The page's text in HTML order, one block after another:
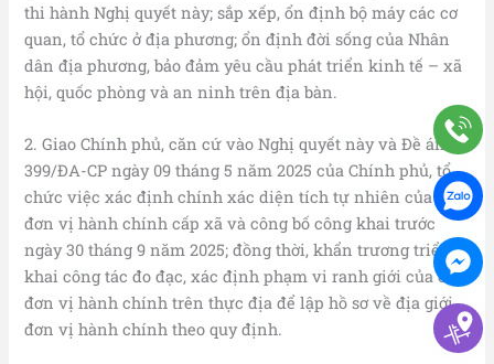
thi hành Nghị quyết này; sắp xếp, ổn định bộ máy các cơ
quan, tổ chức ở địa phương; ổn định đời sống của Nhân
dân địa phương, bảo đảm yêu cầu phát triển kinh tế – xã
hội, quốc phòng và an ninh trên địa bàn.
2. Giao Chính phủ, căn cứ vào Nghị quyết này và Đề án số
399/ĐA-CP ngày 09 tháng 5 năm 2025 của Chính phủ, tổ
chức việc xác định chính xác diện tích tự nhiên của các
đơn vị hành chính cấp xã và công bố công khai trước
ngày 30 tháng 9 năm 2025; đồng thời, khẩn trương triển
khai công tác đo đạc, xác định phạm vi ranh giới của các
đơn vị hành chính trên thực địa để lập hồ sơ về địa giới
đơn vị hành chính theo quy định.